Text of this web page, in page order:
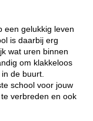
een gelukkig leven
is daarbij erg
wat uren binnen
om klakkeloos
de buurt.
school voor jouw
verbreden en ook